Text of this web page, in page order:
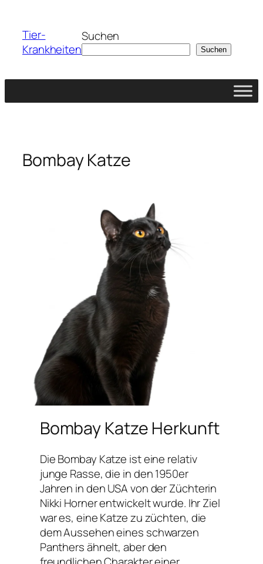
springen
Tier-
Krankheiten
Suchen
Suchen
Bombay Katze
Bombay Katze Herkunft
Die Bombay Katze ist eine relativ
junge Rasse, die in den 1950er
Jahren in den USA von der Züchterin
Nikki Horner entwickelt wurde. Ihr Ziel
war es, eine Katze zu züchten, die
dem Aussehen eines schwarzen
Panthers ähnelt, aber den